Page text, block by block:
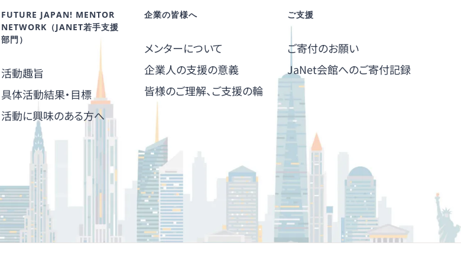
FUTURE JAPAN! MENTOR
NETWORK（JANET若手支援
部門）
活動趣旨
具体活動結果・目標
活動に興味のある方へ
企業の皆様へ
メンターについて
企業人の支援の意義
皆様のご理解、ご支援の輪
ご支援
ご寄付のお願い
JaNet会館へのご寄付記録